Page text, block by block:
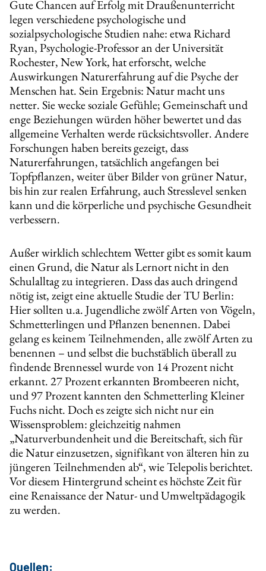
Gute Chancen auf Erfolg mit Draußenunterricht
legen verschiedene psychologische und
sozialpsychologische Studien nahe: etwa Richard
Ryan, Psychologie-Professor an der Universität
Rochester, New York, hat erforscht, welche
Auswirkungen Naturerfahrung auf die Psyche der
Menschen hat. Sein Ergebnis: Natur macht uns
netter. Sie wecke soziale Gefühle; Gemeinschaft und
enge Beziehungen würden höher bewertet und das
allgemeine Verhalten werde rücksichtsvoller. Andere
Forschungen haben bereits gezeigt, dass
Naturerfahrungen, tatsächlich angefangen bei
Topfpflanzen, weiter über Bilder von grüner Natur,
bis hin zur realen Erfahrung, auch Stresslevel senken
kann und die körperliche und psychische Gesundheit
verbessern.
Außer wirklich schlechtem Wetter gibt es somit kaum
einen Grund, die Natur als Lernort nicht in den
Schulalltag zu integrieren. Dass das auch dringend
nötig ist, zeigt eine aktuelle Studie der TU Berlin:
Hier sollten u.a. Jugendliche zwölf Arten von Vögeln,
Schmetterlingen und Pflanzen benennen. Dabei
gelang es keinem Teilnehmenden, alle zwölf Arten zu
benennen – und selbst die buchstäblich überall zu
findende Brennessel wurde von 14 Prozent nicht
erkannt. 27 Prozent erkannten Brombeeren nicht,
und 97 Prozent kannten den Schmetterling Kleiner
Fuchs nicht. Doch es zeigte sich nicht nur ein
Wissensproblem: gleichzeitig nahmen
„Naturverbundenheit und die Bereitschaft, sich für
die Natur einzusetzen, signifikant von älteren hin zu
jüngeren Teilnehmenden ab“, wie Telepolis berichtet.
Vor diesem Hintergrund scheint es höchste Zeit für
eine Renaissance der Natur- und Umweltpädagogik
zu werden.
Quellen: